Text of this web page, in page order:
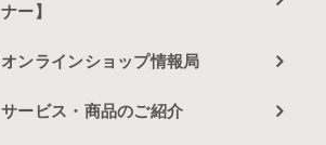
ナー】
オンラインショップ情報局
サービス・商品のご紹介